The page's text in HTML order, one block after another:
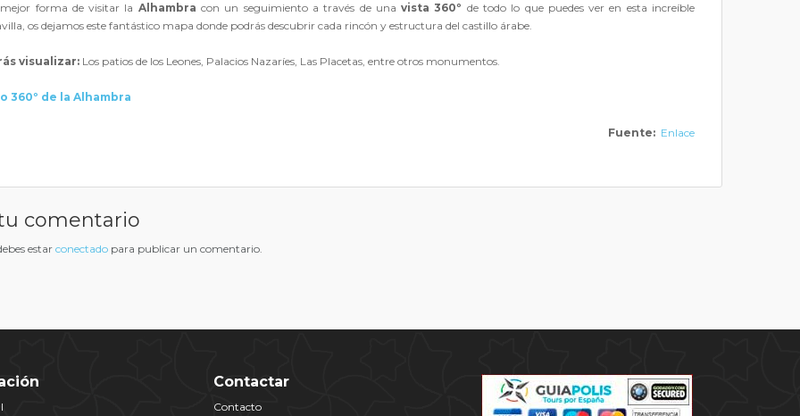
forma de visitar la Alhambra con un seguimiento a través de unavista 360º de todo lo que puedes ver en esta increíble
os dejamos este fantástico mapa donde podrás descubrir cada rincón y estructura del castillo árabe.
visualizar: Los patios de los Leones, Palacios Nazaríes, Las Placetas, entre otros monumentos.
360º de la Alhambra
Fuente: Enlace
comentario
estar conectado para publicar un comentario.
Contactar
Contacto